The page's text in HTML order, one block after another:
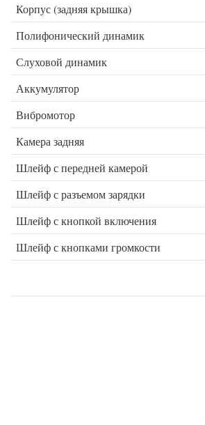
Корпус (задняя крышка)
Полифонический динамик
Слуховой динамик
Аккумулятор
Вибромотор
Камера задняя
Шлейф с передней камерой
Шлейф с разъемом зарядки
Шлейф с кнопкой включения
Шлейф с кнопками громкости